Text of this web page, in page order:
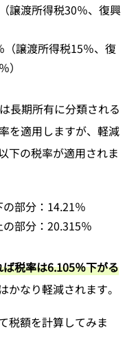
譲渡所得税30％、復興
（譲渡所得税15％、復
長期所有に分類される
を適用しますが、軽減
下の税率が適用されま
部分：14.21％
部分：20.315％
税率は6.105％下がる
なり軽減されます。
税額を計算してみま